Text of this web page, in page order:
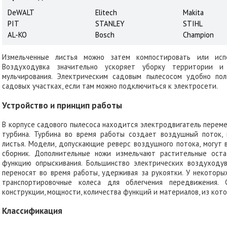
DeWALT Elitech
Makita
PIT
STANLEY
STIHL
AL-KO
Bosch Champion
Измельченные листья можно затем компостировать или
Воздуходувка значительно ускоряет уборку территории
мульчирования. Электрическим садовым пылесосом удобно
садовых участках, если там можно подключиться к электросети.
Устройство и принцип работы
В корпусе садового пылесоса находится электродвигатель
турбина. Турбина во время работы создает воздушный
листья. Модели, допускающие реверс воздушного потока, могут
сборник. Дополнительные ножи измельчают растительные
функцию опрыскивания. Большинство электрических
переносят во время работы, удерживая за рукоятки. У
транспортировочные колеса для облегчения
конструкции, мощности, количества функций и материалов, из
Классификация